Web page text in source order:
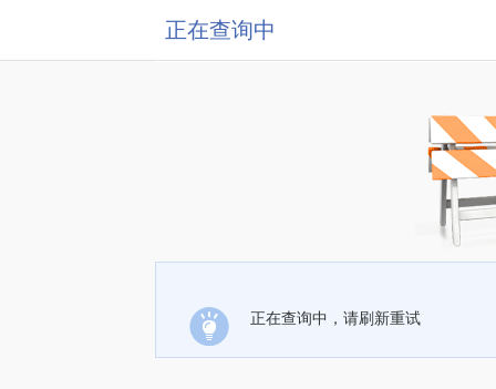
正在查询中
正在查询中，请刷新重试